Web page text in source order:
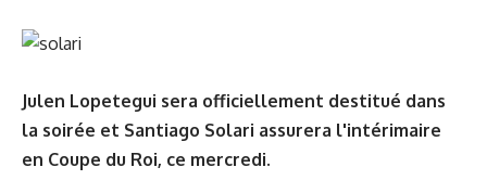
Julen Lopetegui sera officiellement destitué dans
la soirée et Santiago Solari assurera l'intérimaire
en Coupe du Roi, ce mercredi.